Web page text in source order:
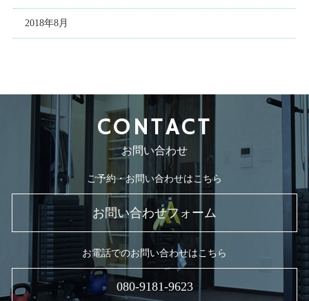
2018年8月
CONTACT
お問い合わせ
ご予約・お問い合わせはこちら
お問い合わせフォーム
お電話でのお問い合わせはこちら
080-9181-9623